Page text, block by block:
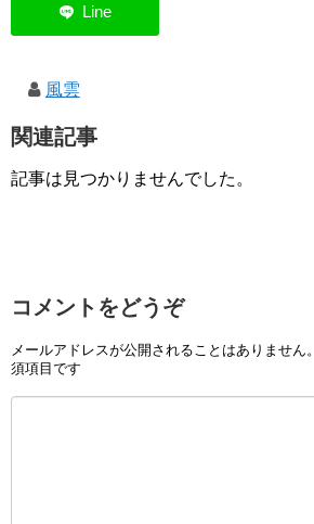
風雲
関連記事
記事は見つかりませんでした。
コメントをどうぞ
メールアドレスが公開されることはありません。
須項目です